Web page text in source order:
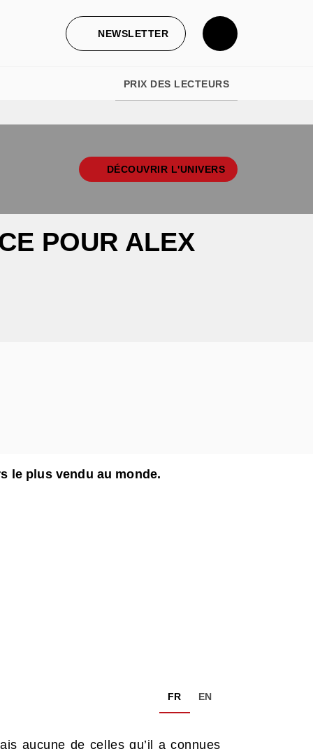
NEWSLETTER
PRIX DES LECTEURS
DÉCOUVRIR L'UNIVERS
POUR ALEX
le plus vendu au monde.
FR EN
aucune de celles qu’il a connues